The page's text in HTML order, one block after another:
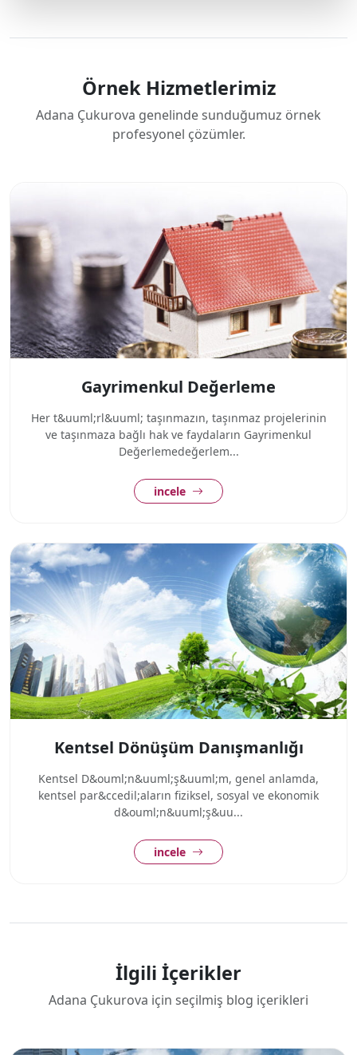
Örnek Hizmetlerimiz
Adana Çukurova genelinde sunduğumuz örnek
profesyonel çözümler.
Gayrimenkul Değerleme
Her t&uuml;rl&uuml; taşınmazın, taşınmaz projelerinin
ve taşınmaza bağlı hak ve faydaların Gayrimenkul
Değerlemedeğerlem...
incele
Kentsel Dönüşüm Danışmanlığı
Kentsel D&ouml;n&uuml;ş&uuml;m, genel anlamda,
kentsel par&ccedil;aların fiziksel, sosyal ve ekonomik
d&ouml;n&uuml;ş&uu...
incele
İlgili İçerikler
Adana Çukurova için seçilmiş blog içerikleri